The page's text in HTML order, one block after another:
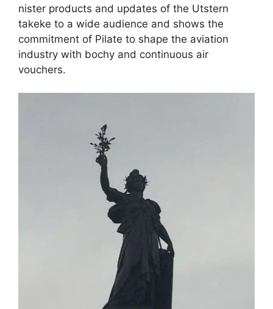
nister products and updates of the Utstern
takeke to a wide audience and shows the
commitment of Pilate to shape the aviation
industry with bochy and continuous air
vouchers.